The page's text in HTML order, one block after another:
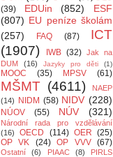
(39)
EDUin (852)
ESF
(807) EU peníze školám
(257)
FAQ (87)
ICT
(1907)
IWB (32) Jak na
DUM
(16) Jazyky pro děti (1)
MOOC (35) MPSV (61)
MŠMT (4611)
NAEP
(14)
NIDM (58) NIDV (228)
NÚOV (55) NÚV (321)
Národní rada pro vzdělávání
(16)
OECD (114) OER (25)
OP VK
(24) OP VVV (67)
Ostatní (6) PIAAC (8)
PIRLS